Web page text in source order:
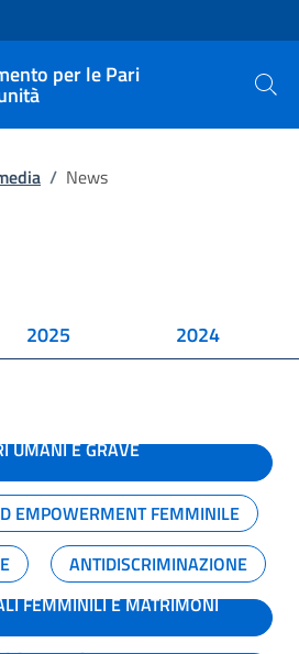
per le Pari
Cerca
/ News
2025 2024
UMANI E GRAVE
EMPOWERMENT FEMMINILE
ANTIDISCRIMINAZIONE
FEMMINILI E MATRIMONI